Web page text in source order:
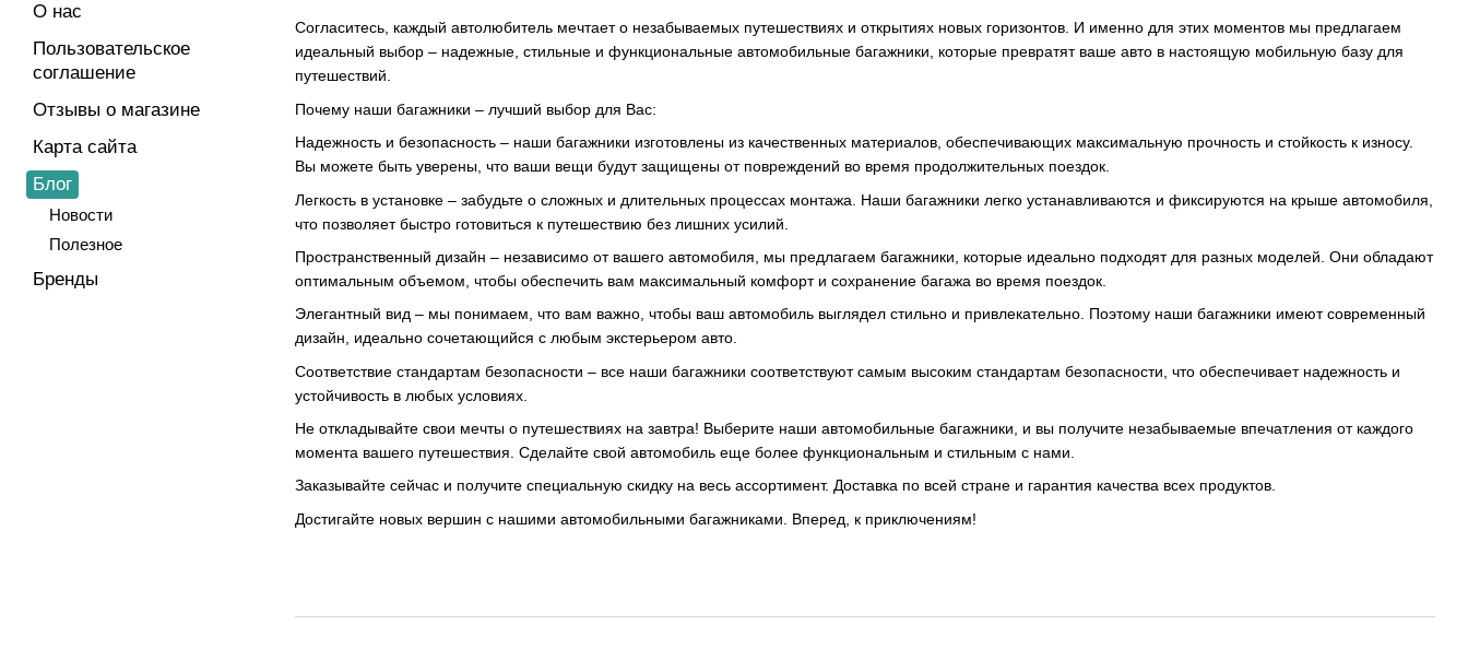
Согласитесь, каждый автолюбитель мечтает о незабываемых путешествиях и открытиях новых горизонтов. И именно для этих моментов мы предлагаем
идеальный выбор – надежные, стильные и функциональные автомобильные багажники, которые превратят ваше авто в настоящую мобильную базу для
путешествий.
Почему наши багажники – лучший выбор для Вас:
Надежность и безопасность – наши багажники изготовлены из качественных материалов, обеспечивающих максимальную прочность и стойкость к износу.
Вы можете быть уверены, что ваши вещи будут защищены от повреждений во время продолжительных поездок.
Легкость в установке – забудьте о сложных и длительных процессах монтажа. Наши багажники легко устанавливаются и фиксируются на крыше автомобиля,
что позволяет быстро готовиться к путешествию без лишних усилий.
Пространственный дизайн – независимо от вашего автомобиля, мы предлагаем багажники, которые идеально подходят для разных моделей. Они обладают
оптимальным объемом, чтобы обеспечить вам максимальный комфорт и сохранение багажа во время поездок.
Элегантный вид – мы понимаем, что вам важно, чтобы ваш автомобиль выглядел стильно и привлекательно. Поэтому наши багажники имеют современный
дизайн, идеально сочетающийся с любым экстерьером авто.
Соответствие стандартам безопасности – все наши багажники соответствуют самым высоким стандартам безопасности, что обеспечивает надежность и
устойчивость в любых условиях.
Не откладывайте свои мечты о путешествиях на завтра! Выберите наши автомобильные багажники, и вы получите незабываемые впечатления от каждого
момента вашего путешествия. Сделайте свой автомобиль еще более функциональным и стильным с нами.
Заказывайте сейчас и получите специальную скидку на весь ассортимент. Доставка по всей стране и гарантия качества всех продуктов.
Достигайте новых вершин с нашими автомобильными багажниками. Вперед, к приключениям!
О нас
Пользовательское
соглашение
Отзывы о магазине
Карта сайта
Блог
Новости
Полезное
Бренды